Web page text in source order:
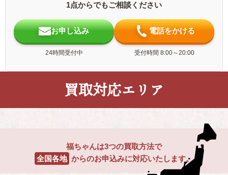
1点からでもご相談ください
お申し込み
24時間受付中
電話をかける
受付時間 8:00～20:00
買取対応エリア
福ちゃんは3つの買取方法で
全国各地 からのお申込みに対応いたします。